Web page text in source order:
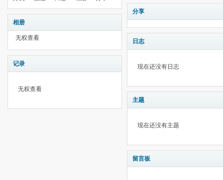
相册
无权查看
记录
无权查看
分享
日志
现在还没有日志
主题
现在还没有主题
留言板